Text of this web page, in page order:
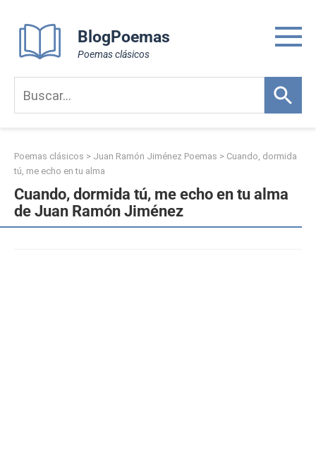
content
BlogPoemas
Poemas clásicos
Poemas clásicos > Juan Ramón Jiménez Poemas > Cuando, dormida
tú, me echo en tu alma
Cuando, dormida tú, me echo en tu alma
de Juan Ramón Jiménez